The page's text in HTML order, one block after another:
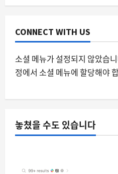
통과 팬덤
CONNECT WITH US
소셜 메뉴가 설정되지 않았습
정에서 소셜 메뉴에 할당해야
놓쳤을 수도 있습니다